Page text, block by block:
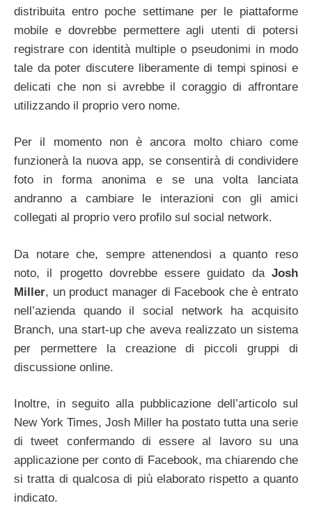
distribuita entro poche settimane per le piattaforme
mobile e dovrebbe permettere agli utenti di potersi
registrare con identità multiple o pseudonimi in modo
tale da poter discutere liberamente di tempi spinosi e
delicati che non si avrebbe il coraggio di affrontare
utilizzando il proprio vero nome.
Per il momento non è ancora molto chiaro come
funzionerà la nuova app, se consentirà di condividere
foto in forma anonima e se una volta lanciata
andranno a cambiare le interazioni con gli amici
collegati al proprio vero profilo sul social network.
Da notare che, sempre attenendosi a quanto reso
noto, il progetto dovrebbe essere guidato da Josh
Miller, un product manager di Facebook che è entrato
nell’azienda quando il social network ha acquisito
Branch, una start-up che aveva realizzato un sistema
per permettere la creazione di piccoli gruppi di
discussione online.
Inoltre, in seguito alla pubblicazione dell’articolo sul
New York Times, Josh Miller ha postato tutta una serie
di tweet confermando di essere al lavoro su una
applicazione per conto di Facebook, ma chiarendo che
si tratta di qualcosa di più elaborato rispetto a quanto
indicato.